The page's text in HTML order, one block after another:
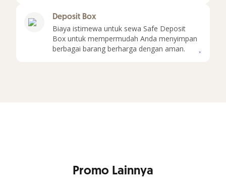
Deposit Box
Biaya istimewa untuk sewa Safe Deposit
Box untuk mempermudah Anda menyimpan
berbagai barang berharga dengan aman.
Promo Lainnya